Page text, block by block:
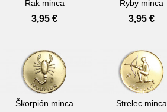
Rak minca
Cena
3,95 €
Ryby minca
Cena
3,95 €
Škorpión minca Strelec minca